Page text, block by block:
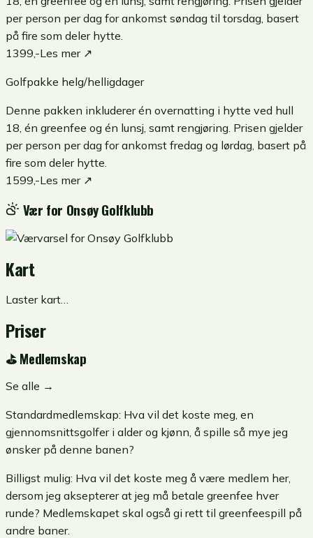
per person per dag for ankomst søndag til torsdag, basert
på fire som deler hytte.
1399,-Les mer ↗
Golfpakke helg/helligdager
Denne pakken inkluderer én overnatting i hytte ved hull
18, én greenfee og én lunsj, samt rengjøring. Prisen gjelder
per person per dag for ankomst fredag og lørdag, basert på
fire som deler hytte.
1599,-Les mer ↗
Vær for Onsøy Golfklubb
Kart
Laster kart…
Priser
⛳Medlemskap
Se alle →
Standardmedlemskap: Hva vil det koste meg, en
gjennomsnittsgolfer i alder og kjønn, å spille så mye jeg
ønsker på denne banen?
Billigst mulig: Hva vil det koste meg å være medlem her,
dersom jeg aksepterer at jeg må betale greenfee hver
runde? Medlemskapet skal også gi rett til greenfeespill på
andre baner.